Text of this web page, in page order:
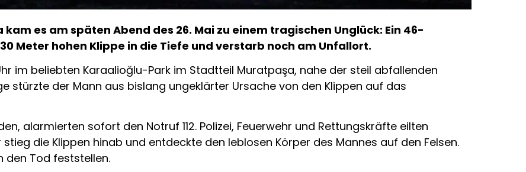
es am späten Abend des 26. Mai zu einem tragischen Unglück: Ein 46-
Meter hohen Klippe in die Tiefe und verstarb noch am Unfallort.
im beliebten Karaalioğlu-Park im Stadtteil Muratpaşa, nahe der steil abfallenden
stürzte der Mann aus bislang ungeklärter Ursache von den Klippen auf das
alarmierten sofort den Notruf 112. Polizei, Feuerwehr und Rettungskräfte eilten
die Klippen hinab und entdeckte den leblosen Körper des Mannes auf den Felsen.
den Tod feststellen.